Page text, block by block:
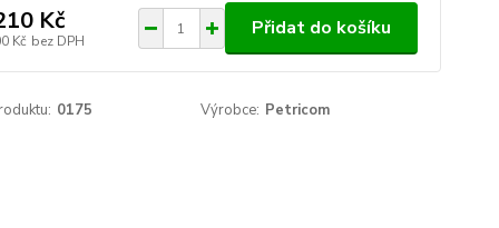
Kč
Kč bez DPH
Přidat do košíku
0175 Výrobce: Petricom